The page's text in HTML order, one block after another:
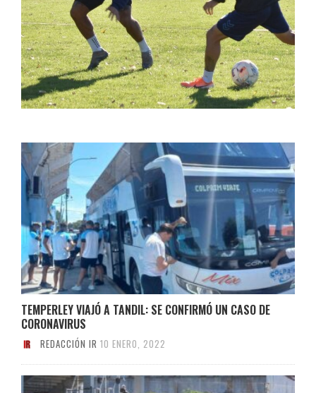
TEMPERLEY VIAJÓ A TANDIL: SE CONFIRMÓ UN CASO DE
CORONAVIRUS
REDACCIÓN IR 10 ENERO, 2022